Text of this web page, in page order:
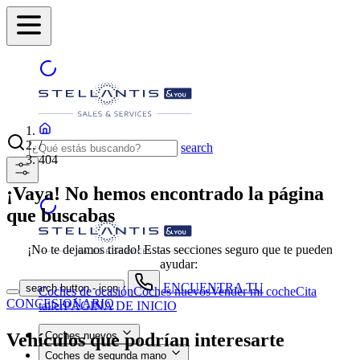
search
search button - icon
ENCUENTRA TU
CONCESIONARIO
Coches nuevos
Coches de segunda mano
/
404
¡Vaya! No hemos encontrado la página
que buscabas
¡No te dejamos tirado! Estas secciones seguro que te pueden
ayudar:
Coches de ocasiónCoches nuevosVender mi cocheCita
tallerPÁGINA DE INICIO
Vehículos que podrían interesarte